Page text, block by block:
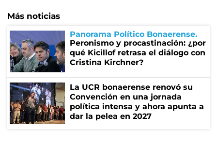
Más noticias
Panorama Político Bonaerense
Peronismo y procastinación: ¿por
qué Kicillof retrasa el diálogo con
Cristina Kirchner?
La UCR bonaerense renovó su
Convención en una jornada
política intensa y ahora apunta a
dar la pelea en 2027